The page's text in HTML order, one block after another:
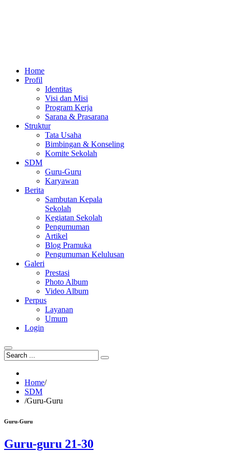
Home
Profil
Identitas
Visi dan Misi
Program Kerja
Sarana & Prasarana
Struktur
Tata Usaha
Bimbingan & Konseling
Komite Sekolah
SDM
Guru-Guru
Karyawan
Berita
Sambutan Kepala
Sekolah
Kegiatan Sekolah
Pengumuman
Artikel
Blog Pramuka
Pengumuman Kelulusan
Galeri
Prestasi
Photo Album
Video Album
Perpus
Layanan
Umum
Login
Home/
SDM
/Guru-Guru
Guru-Guru
Guru-guru 21-30